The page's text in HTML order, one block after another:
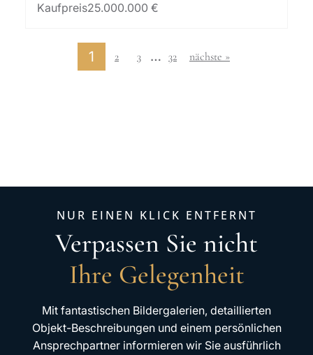
Kaufpreis25.000.000 €
1 2 3 … 32 nächste »
NUR EINEN KLICK ENTFERNT
Verpassen Sie nicht
Ihre Gelegenheit
Mit fantastischen Bildergalerien, detaillierten
Objekt-Beschreibungen und einem persönlichen
Ansprechpartner informieren wir Sie ausführlich